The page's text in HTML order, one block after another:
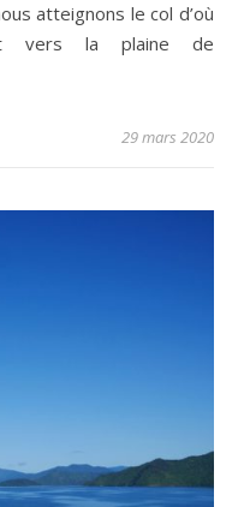
atteignons le col d’où
vers la plaine de
29 mars 2020